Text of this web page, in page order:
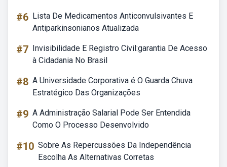
#6 Lista De Medicamentos Anticonvulsivantes E
Antiparkinsonianos Atualizada
#7 Invisibilidade E Registro Civil:garantia De Acesso
à Cidadania No Brasil
#8 A Universidade Corporativa é O Guarda Chuva
Estratégico Das Organizações
#9 A Administração Salarial Pode Ser Entendida
Como O Processo Desenvolvido
#10 Sobre As Repercussões Da Independência
Escolha As Alternativas Corretas